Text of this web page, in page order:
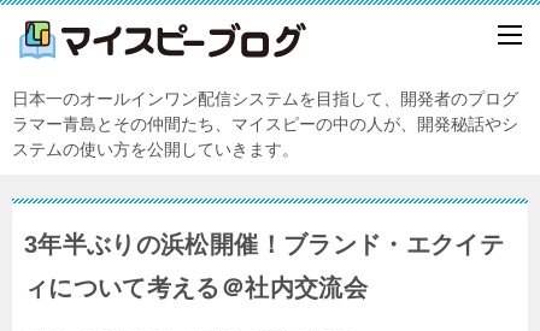
日本一のオールインワン配信システムを目指して、開発者のプログ
ラマー青島とその仲間たち、マイスピーの中の人が、開発秘話やシ
ステムの使い方を公開していきます。
3年半ぶりの浜松開催！ブランド・エクイテ
ィについて考える＠社内交流会